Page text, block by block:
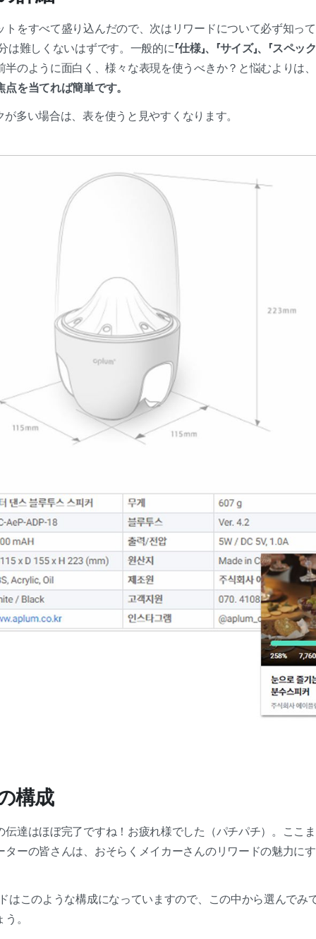
トをすべて盛り込んだので、次はリワードについて必ず知っ
は難しくないはずです。一般的に「仕様」、「サイズ」、「スペ
半のように面白く、様々な表現を使うべきか？と悩むよりは、
を当てれば簡単です。
多い場合は、表を使うと見やすくなります。
構成
伝達はほぼ完了ですね！お疲れ様でした（パチパチ）。ここ
ターの皆さんは、おそらくメイカーさんのリワードの魅力に
はこのような構成になっていますので、この中から選んでみ
。